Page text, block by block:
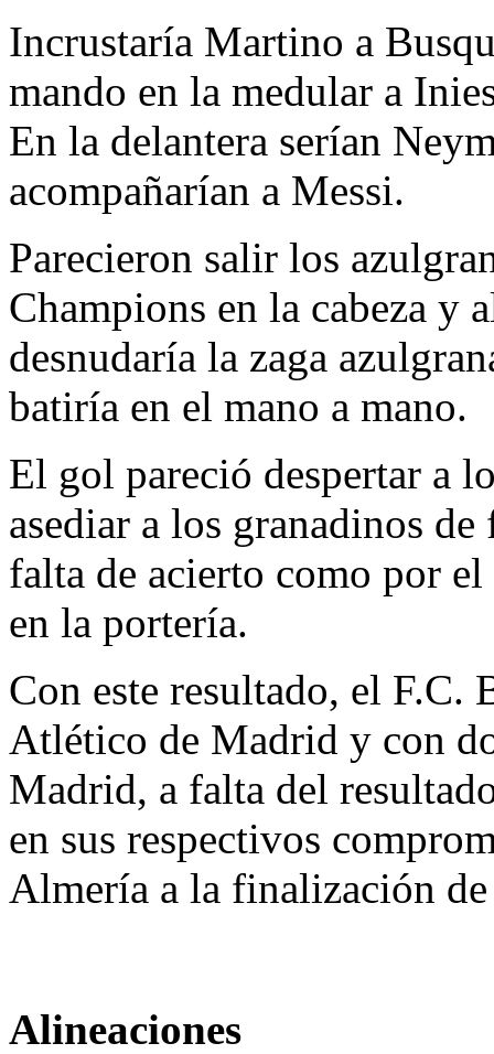
Incrustaría Martino a
mando en la medular a
En la delantera serían
acompañarían a Messi.
Parecieron salir los
Champions en la cabeza y
desnudaría la zaga
batiría en el mano a mano.
El gol pareció despertar a
asediar a los granadinos
falta de acierto como por
en la portería.
Con este resultado, el F.C.
Atlético de Madrid y con
Madrid, a falta del
en sus respectivos
Almería a la finalización
Alineaciones